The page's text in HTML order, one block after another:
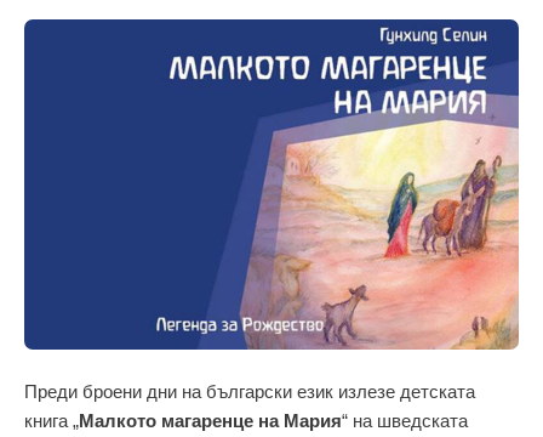
Преди броени дни на български език излезе детската
книга „Малкото магаренце на Мария“ на шведската